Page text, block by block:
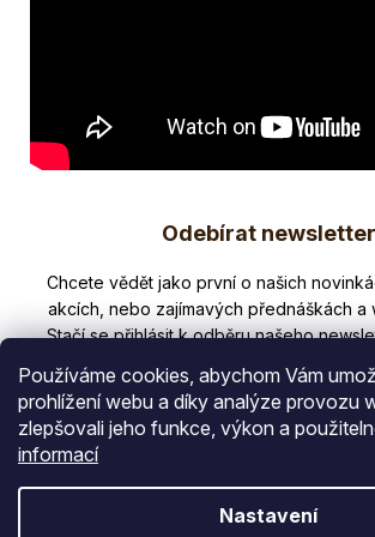
Používáme cookies, abychom Vám
prohlížení webu a díky analýze provozu
zlepšovali jeho funkce, výkon a
informací
Nastavení
a
Odebírat newsletter
Nezmeškejte žádné novinky či
E-mail
Vložením e-mailu souhlasíte s